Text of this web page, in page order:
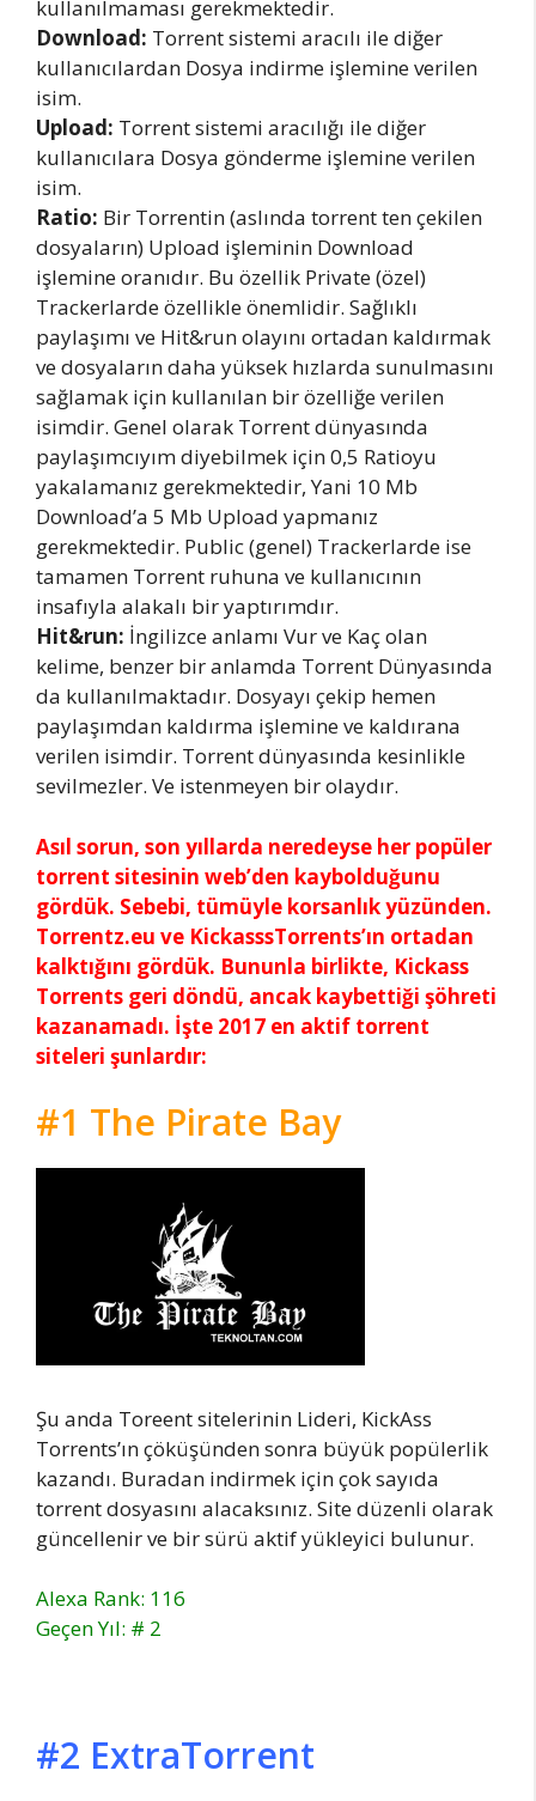
kullanılmaması gerekmektedir.
Download: Torrent sistemi aracılı ile diğer
kullanıcılardan Dosya indirme işlemine verilen
isim.
Upload: Torrent sistemi aracılığı ile diğer
kullanıcılara Dosya gönderme işlemine verilen
isim.
Ratio: Bir Torrentin (aslında torrent ten çekilen
dosyaların) Upload işleminin Download
işlemine oranıdır. Bu özellik Private (özel)
Trackerlarde özellikle önemlidir. Sağlıklı
paylaşımı ve Hit&run olayını ortadan kaldırmak
ve dosyaların daha yüksek hızlarda sunulmasını
sağlamak için kullanılan bir özelliğe verilen
isimdir. Genel olarak Torrent dünyasında
paylaşımcıyım diyebilmek için 0,5 Ratioyu
yakalamanız gerekmektedir, Yani 10 Mb
Download’a 5 Mb Upload yapmanız
gerekmektedir. Public (genel) Trackerlarde ise
tamamen Torrent ruhuna ve kullanıcının
insafıyla alakalı bir yaptırımdır.
Hit&run: İngilizce anlamı Vur ve Kaç olan
kelime, benzer bir anlamda Torrent Dünyasında
da kullanılmaktadır. Dosyayı çekip hemen
paylaşımdan kaldırma işlemine ve kaldırana
verilen isimdir. Torrent dünyasında kesinlikle
sevilmezler. Ve istenmeyen bir olaydır.
Asıl sorun, son yıllarda neredeyse her popüler
torrent sitesinin web’den kaybolduğunu
gördük. Sebebi, tümüyle korsanlık yüzünden.
Torrentz.eu ve KickasssTorrents’ın ortadan
kalktığını gördük. Bununla birlikte, Kickass
Torrents geri döndü, ancak kaybettiği şöhreti
kazanamadı. İşte 2017 en aktif torrent
siteleri şunlardır:
#1 The Pirate Bay
Şu anda Toreent sitelerinin Lideri, KickAss
Torrents’ın çöküşünden sonra büyük popülerlik
kazandı. Buradan indirmek için çok sayıda
torrent dosyasını alacaksınız. Site düzenli olarak
güncellenir ve bir sürü aktif yükleyici bulunur.
Alexa Rank: 116
Geçen Yıl: # 2
#2 ExtraTorrent